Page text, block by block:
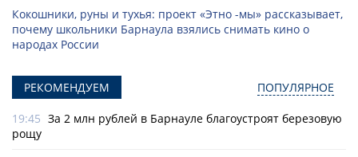
Кокошники, руны и тухья: проект «Этно -мы» рассказывает,
почему школьники Барнаула взялись снимать кино о
народах России
РЕКОМЕНДУЕМ ПОПУЛЯРНОЕ
19:45 За 2 млн рублей в Барнауле благоустроят березовую
рощу